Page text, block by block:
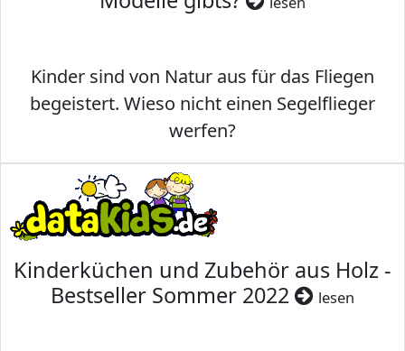
Kinder sind von Natur aus für das Fliegen
begeistert. Wieso nicht einen Segelflieger
werfen?
Kinderküchen und Zubehör aus Holz -
Bestseller Sommer 2022
lesen